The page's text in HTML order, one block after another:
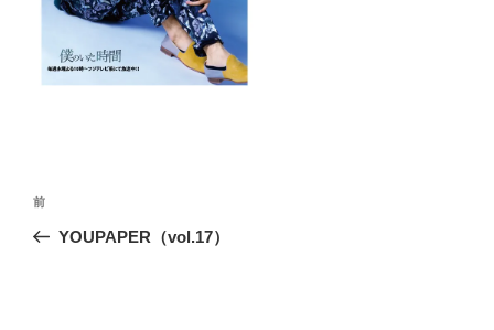
投
前
の
前
YOUPAPER（vol.17）